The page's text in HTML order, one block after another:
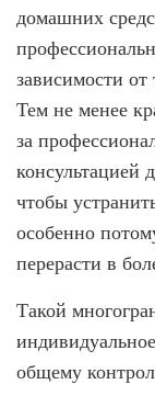
Восстановление и
Реставрация зубов
Отбеливание зубов
Эстетическая
Функциональная
домашних
зависимости
Тем не менее
за
консультацией
чтобы
особенно
перерасти в
Такой
общему